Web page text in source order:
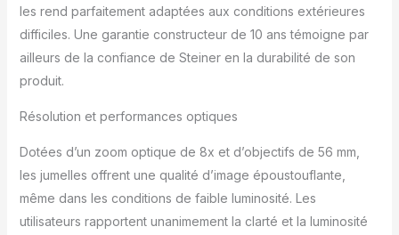
centrale pour une
netteté rapide et
l'infini EXCELLENTE
dans la plage de
+55 °C, étanche,
antibuée grâce au
remplissage d'azote,
garantie 10 ans
les rend parfaitement adaptées aux conditions extérieures
difficiles. Une garantie constructeur de 10 ans témoigne par
ailleurs de la confiance de Steiner en la durabilité de son
produit.
Résolution et performances optiques
Dotées d’un zoom optique de 8x et d’objectifs de 56 mm,
les jumelles offrent une qualité d’image époustouflante,
même dans les conditions de faible luminosité. Les
utilisateurs rapportent unanimement la clarté et la luminosité